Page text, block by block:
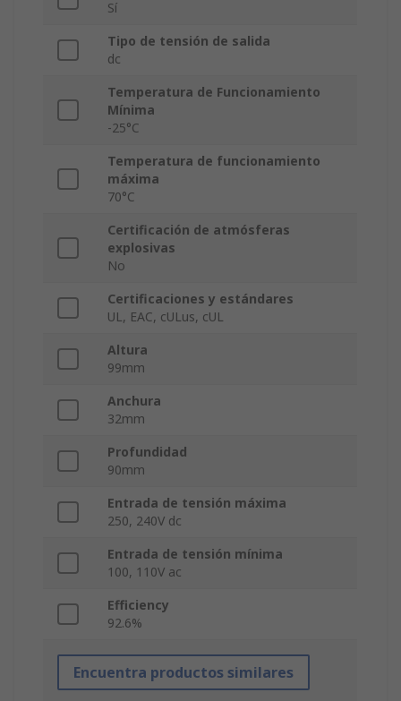
Sí
Tipo de tensión de salida
dc
Temperatura de Funcionamiento
Mínima
-25°C
Temperatura de funcionamiento
máxima
70°C
Certificación de atmósferas
explosivas
No
Certificaciones y estándares
UL, EAC, cULus, cUL
Altura
99mm
Anchura
32mm
Profundidad
90mm
Entrada de tensión máxima
250, 240V dc
Entrada de tensión mínima
100, 110V ac
Efficiency
92.6%
Encuentra productos similares